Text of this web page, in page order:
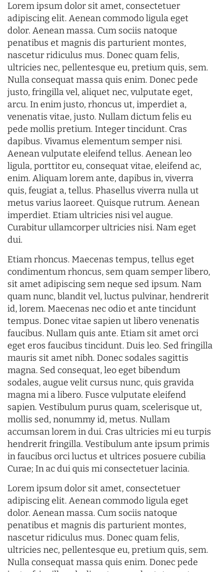
Lorem ipsum dolor sit amet, consectetuer
adipiscing elit. Aenean commodo ligula eget
dolor. Aenean massa. Cum sociis natoque
penatibus et magnis dis parturient montes,
nascetur ridiculus mus. Donec quam felis,
ultricies nec, pellentesque eu, pretium quis, sem.
Nulla consequat massa quis enim. Donec pede
justo, fringilla vel, aliquet nec, vulputate eget,
arcu. In enim justo, rhoncus ut, imperdiet a,
venenatis vitae, justo. Nullam dictum felis eu
pede mollis pretium. Integer tincidunt. Cras
dapibus. Vivamus elementum semper nisi.
Aenean vulputate eleifend tellus. Aenean leo
ligula, porttitor eu, consequat vitae, eleifend ac,
enim. Aliquam lorem ante, dapibus in, viverra
quis, feugiat a, tellus. Phasellus viverra nulla ut
metus varius laoreet. Quisque rutrum. Aenean
imperdiet. Etiam ultricies nisi vel augue.
Curabitur ullamcorper ultricies nisi. Nam eget
dui.
Etiam rhoncus. Maecenas tempus, tellus eget
condimentum rhoncus, sem quam semper libero,
sit amet adipiscing sem neque sed ipsum. Nam
quam nunc, blandit vel, luctus pulvinar, hendrerit
id, lorem. Maecenas nec odio et ante tincidunt
tempus. Donec vitae sapien ut libero venenatis
faucibus. Nullam quis ante. Etiam sit amet orci
eget eros faucibus tincidunt. Duis leo. Sed fringilla
mauris sit amet nibh. Donec sodales sagittis
magna. Sed consequat, leo eget bibendum
sodales, augue velit cursus nunc, quis gravida
magna mi a libero. Fusce vulputate eleifend
sapien. Vestibulum purus quam, scelerisque ut,
mollis sed, nonummy id, metus. Nullam
accumsan lorem in dui. Cras ultricies mi eu turpis
hendrerit fringilla. Vestibulum ante ipsum primis
in faucibus orci luctus et ultrices posuere cubilia
Curae; In ac dui quis mi consectetuer lacinia.
Lorem ipsum dolor sit amet, consectetuer
adipiscing elit. Aenean commodo ligula eget
dolor. Aenean massa. Cum sociis natoque
penatibus et magnis dis parturient montes,
nascetur ridiculus mus. Donec quam felis,
ultricies nec, pellentesque eu, pretium quis, sem.
Nulla consequat massa quis enim. Donec pede